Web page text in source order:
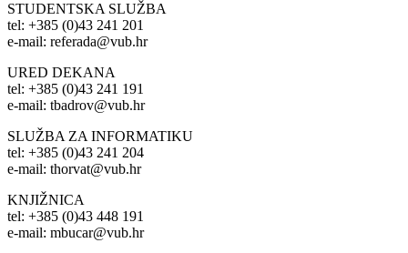
STUDENTSKA SLUŽBA
tel: +385 (0)43 241 201
e-mail: referada@vub.hr
URED DEKANA
tel: +385 (0)43 241 191
e-mail: tbadrov@vub.hr
SLUŽBA ZA INFORMATIKU
tel: +385 (0)43 241 204
e-mail: thorvat@vub.hr
KNJIŽNICA
tel: +385 (0)43 448 191
e-mail: mbucar@vub.hr